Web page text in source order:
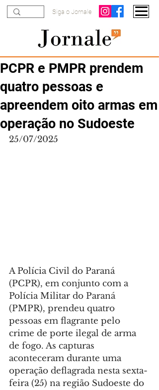
Siga o Jornale
PCPR e PMPR prendem
quatro pessoas e
apreendem oito armas em
operação no Sudoeste
25/07/2025
A Polícia Civil do Paraná
(PCPR), em conjunto com a
Polícia Militar do Paraná
(PMPR), prendeu quatro
pessoas em flagrante pelo
crime de porte ilegal de arma
de fogo. As capturas
aconteceram durante uma
operação deflagrada nesta sexta-
feira (25) na região Sudoeste do